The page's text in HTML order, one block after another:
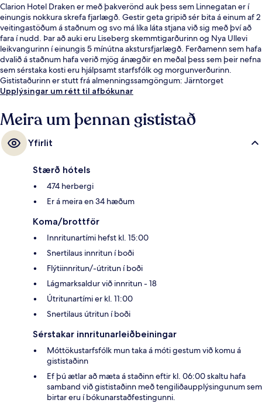
Clarion Hotel Draken er með þakverönd auk þess sem Linnegatan er í
einungis nokkura skrefa fjarlægð. Gestir geta gripið sér bita á einum af 2
veitingastöðum á staðnum og svo má líka láta stjana við sig með því að
fara í nudd. Þar að auki eru Liseberg skemmtigarðurinn og Nya Ullevi
leikvangurinn í einungis 5 mínútna akstursfjarlægð. Ferðamenn sem hafa
dvalið á staðnum hafa verið mjög ánægðir en meðal þess sem þeir nefna
sem sérstaka kosti eru hjálpsamt starfsfólk og morgunverðurinn.
Gististaðurinn er stutt frá almenningssamgöngum: Järntorget
sporvagnastoppistöðin er í nokkurra skrefa fjarlægð og Prinsgatan
Upplýsingar um rétt til afbókunar
Meira um þennan gististað
Yfirlit
Stærð hótels
474 herbergi
Er á meira en 34 hæðum
Koma/brottför
Innritunartími hefst kl. 15:00
Snertilaus innritun í boði
Flýtiinnritun/-útritun í boði
Lágmarksaldur við innritun - 18
Útritunartími er kl. 11:00
Snertilaus útritun í boði
Sérstakar innritunarleiðbeiningar
Móttökustarfsfólk mun taka á móti gestum við komu á
gististaðinn
Ef þú ætlar að mæta á staðinn eftir kl. 06:00 skaltu hafa
samband við gististaðinn með tengiliðaupplýsingunum sem
birtar eru í bókunarstaðfestingunni.